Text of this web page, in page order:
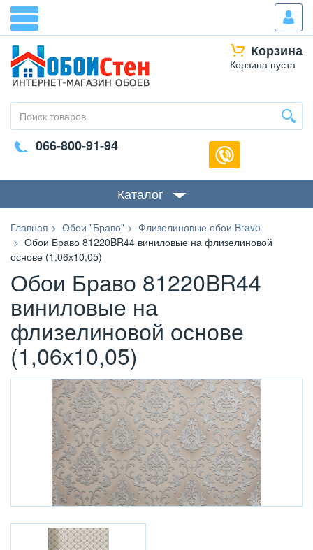
Корзина
Корзина пуста
066-800-91-94
Каталог
Главная Обои "Браво"
Флизелиновые обои Bravo
Обои Браво 81220BR44 виниловые на флизелиновой
основе (1,06х10,05)
Обои Браво 81220BR44
виниловые на
флизелиновой основе
(1,06х10,05)